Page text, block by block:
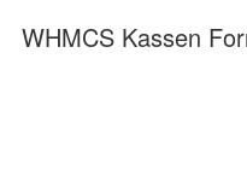
WHMCS Kassen